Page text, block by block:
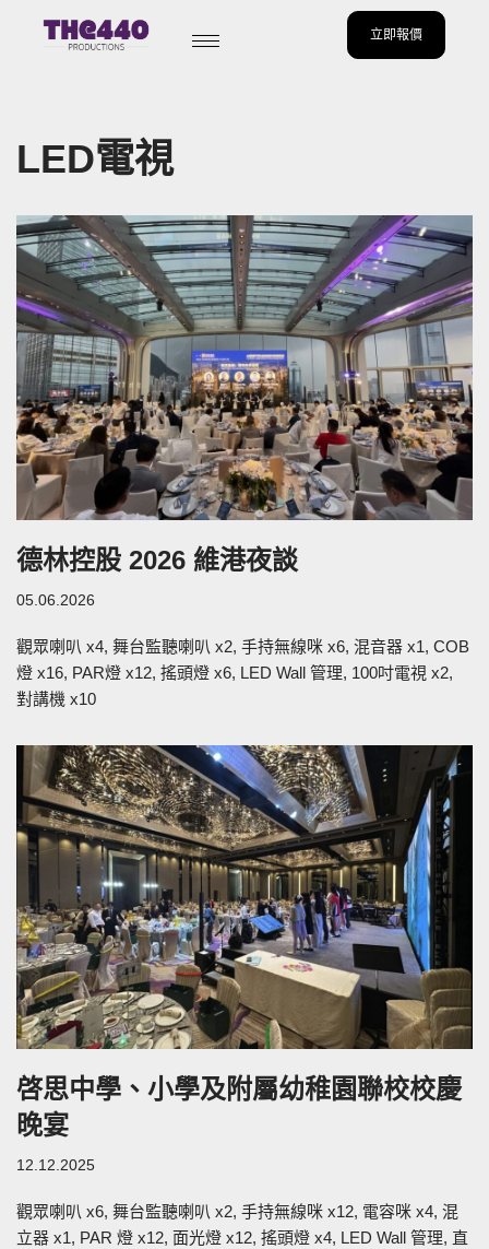
立即報價
LED電視
德林控股 2026 維港夜談
05.06.2026
觀眾喇叭 x4, 舞台監聽喇叭 x2, 手持無線咪 x6, 混音器 x1, COB
燈 x16, PAR燈 x12, 搖頭燈 x6, LED Wall 管理, 100吋電視 x2,
對講機 x10
啓思中學、小學及附屬幼稚園聯校校慶
晚宴
12.12.2025
觀眾喇叭 x6, 舞台監聽喇叭 x2, 手持無線咪 x12, 電容咪 x4, 混
立器 x1, PAR 燈 x12, 面光燈 x12, 搖頭燈 x4, LED Wall 管理, 直